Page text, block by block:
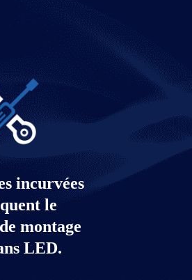
incurvées
le
montage
LED.